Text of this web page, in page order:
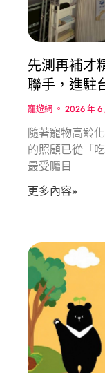
先測再補才
聯手，進駐
寵遊網 2026 年 6
隨著寵物高齡
的照顧已從「
最受矚目
更多內容»